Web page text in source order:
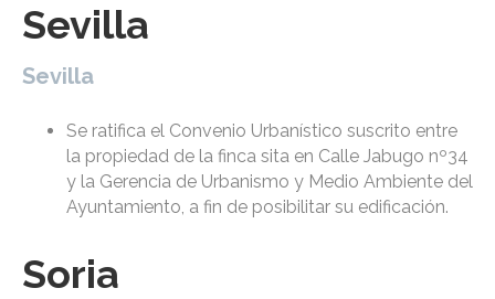
Sevilla
Sevilla
Se ratifica el Convenio Urbanístico suscrito entre
la propiedad de la finca sita en Calle Jabugo nº34
y la Gerencia de Urbanismo y Medio Ambiente del
Ayuntamiento, a fin de posibilitar su edificación.
Soria